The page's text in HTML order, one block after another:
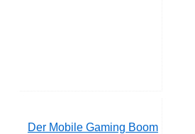
Der Mobile Gaming Boom